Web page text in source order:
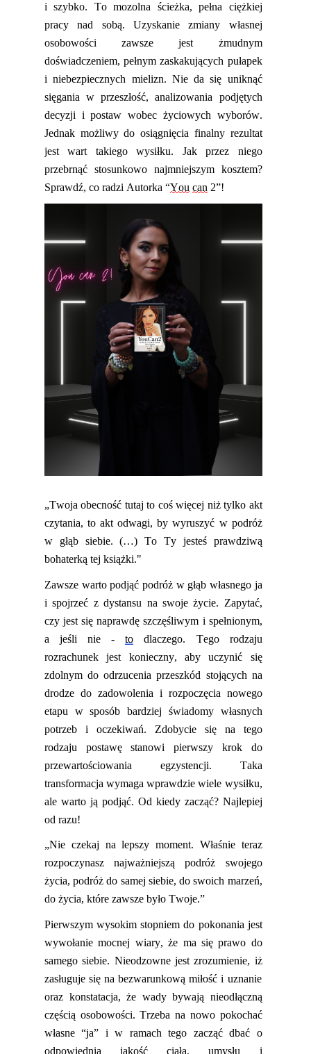
i szybko. To mozolna ścieżka, pełna ciężkiej
pracy nad sobą. Uzyskanie zmiany własnej
osobowości zawsze jest żmudnym
doświadczeniem, pełnym zaskakujących pułapek
i niebezpiecznych mielizn. Nie da się uniknąć
sięgania w przeszłość, analizowania podjętych
decyzji i postaw wobec życiowych wyborów.
Jednak możliwy do osiągnięcia finalny rezultat
jest wart takiego wysiłku. Jak przez niego
przebrnąć stosunkowo najmniejszym kosztem?
Sprawdź, co radzi Autorka “You can 2”!
„Twoja obecność tutaj to coś więcej niż tylko akt
czytania, to akt odwagi, by wyruszyć w podróż
w głąb siebie. (…) To Ty jesteś prawdziwą
bohaterką tej książki."
Zawsze warto podjąć podróż w głąb własnego ja
i spojrzeć z dystansu na swoje życie. Zapytać,
czy jest się naprawdę szczęśliwym i spełnionym,
a jeśli nie-to dlaczego. Tego rodzaju
rozrachunek jest konieczny, aby uczynić się
zdolnym do odrzucenia przeszkód stojących na
drodze do zadowolenia i rozpoczęcia nowego
etapu w sposób bardziej świadomy własnych
potrzeb i oczekiwań. Zdobycie się na tego
rodzaju postawę stanowi pierwszy krok do
przewartościowania egzystencji. Taka
transformacja wymaga wprawdzie wiele wysiłku,
ale warto ją podjąć. Od kiedy zacząć? Najlepiej
od razu!
„Nie czekaj na lepszy moment. Właśnie teraz
rozpoczynasz najważniejszą podróż swojego
życia, podróż do samej siebie, do swoich marzeń,
do życia, które zawsze było Twoje.”
Pierwszym wysokim stopniem do pokonania jest
wywołanie mocnej wiary, że ma się prawo do
samego siebie. Nieodzownejest zrozumienie, iż
zasługuje sięnabezwarunkową miłość i uznanie
oraz konstatacja, że wady bywają nieodłączną
częścią osobowości.Trzeba na nowo pokochać
własne “ja” i w ramach tego zacząć dbać o
odpowiednią jakość ciała, umysłu i